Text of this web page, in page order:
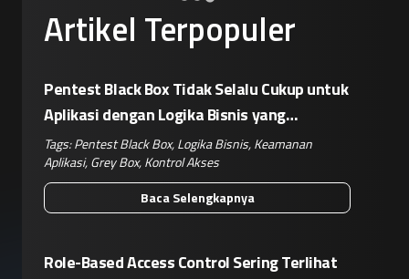
Artikel Terpopuler
Pentest Black Box Tidak Selalu Cukup untuk
Aplikasi dengan Logika Bisnis yang
Kompleks
Tags:Pentest Black Box,Logika Bisnis,Keamanan
Aplikasi,Grey Box,Kontrol Akses
Baca Selengkapnya
Role-Based Access Control Sering Terlihat